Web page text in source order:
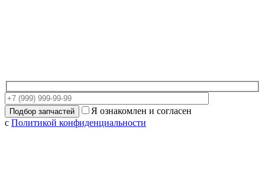
Я ознакомлен и согласен
с Политикой конфиденциальности